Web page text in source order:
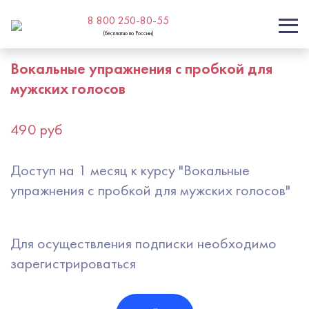
8 800 250-80-55
(бесплатно по России)
Вокальные упражнения с пробкой для
мужских голосов
490 руб
Доступ на 1 месяц к курсу "Вокальные
упражнения с пробкой для мужских голосов"
Для осуществления подписки необходимо
зарегистрироваться